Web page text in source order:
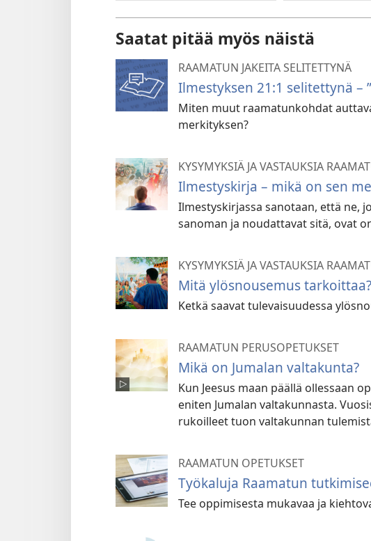
Saatat pitää myös näistä
RAAMATUN JAKEITA SELITETTYNÄ
Ilmestyksen 21:1 selitettynä –
Miten muut raamatunkohdat
merkityksen?
KYSYMYKSIÄ JA VASTAUKSIA
Ilmestyskirja – mikä on sen
Ilmestyskirjassa sanotaan, että ne,
sanoman ja noudattavat sitä, ovat
KYSYMYKSIÄ JA VASTAUKSIA
Mitä ylösnousemus tarkoittaa?
Ketkä saavat tulevaisuudessa
RAAMATUN PERUSOPETUKSET
Mikä on Jumalan valtakunta?
Kun Jeesus maan päällä ollessaan
eniten Jumalan valtakunnasta.
rukoilleet tuon valtakunnan
RAAMATUN OPETUKSET
Työkaluja Raamatun
Tee oppimisesta mukavaa ja